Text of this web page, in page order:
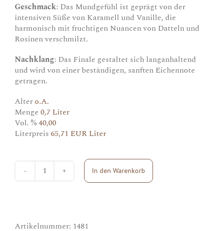
Geschmack: Das Mundgefühl ist geprägt von der
intensiven Süße von Karamell und Vanille, die
harmonisch mit fruchtigen Nuancen von Datteln und
Rosinen verschmilzt.
Nachklang: Das Finale gestaltet sich langanhaltend
und wird von einer beständigen, sanften Eichennote
getragen.
Altero.A.
Menge 0,7 Liter
Vol. %40,00
Literpreis 65,71 EUR Liter
Don
Papa
In den Warenkorb
Artikelnummer: 1481